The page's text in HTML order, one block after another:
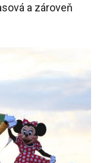
a zároveň